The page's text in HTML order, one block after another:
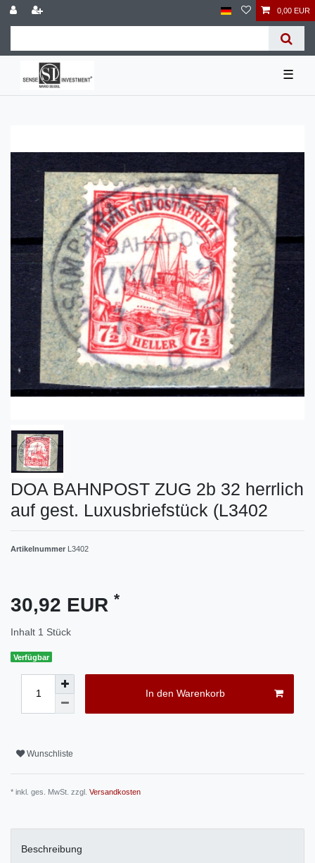
0,00 EUR
☰
DOA BAHNPOST ZUG 2b 32 herrlich
auf gest. Luxusbriefstück (L3402
Artikelnummer L3402
30,92 EUR *
Inhalt 1 Stück
Verfügbar
In den Warenkorb
Wunschliste
* inkl. ges. MwSt. zzgl. Versandkosten
Beschreibung